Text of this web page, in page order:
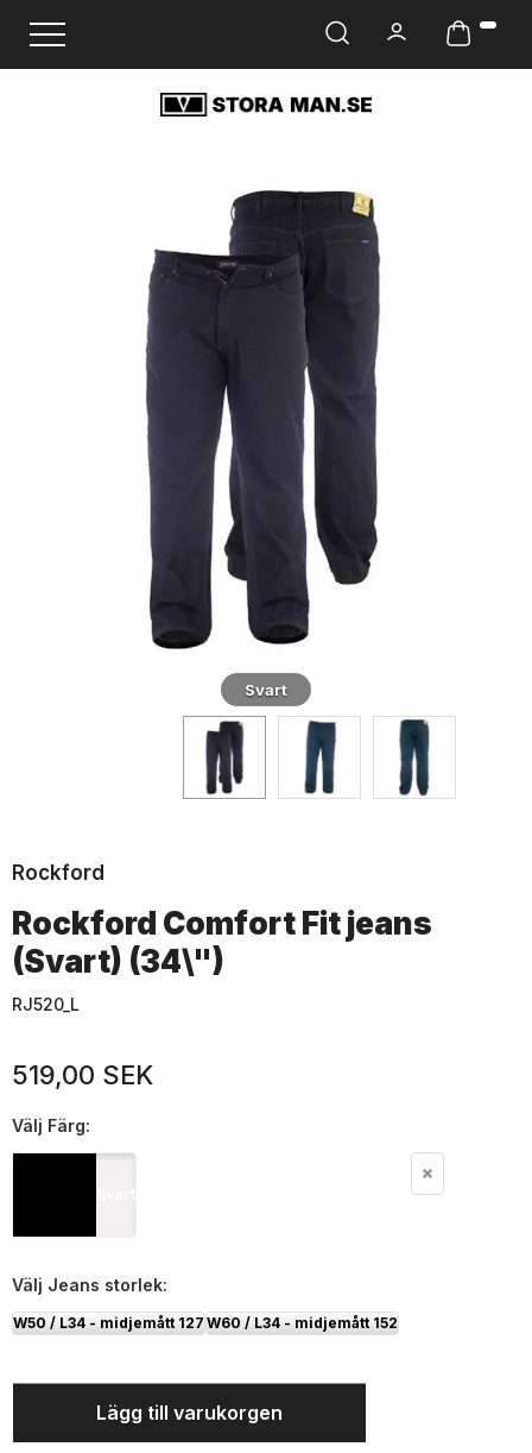
Ändra navigering
Svart
Rockford
Rockford Comfort Fit jeans
(Svart) (34\")
RJ520_L
519,00 SEK
Välj Färg:
Svart
Välj Jeans storlek:
W50 / L34 - midjemått 127 W60 / L34 - midjemått 152
Lägg till varukorgen